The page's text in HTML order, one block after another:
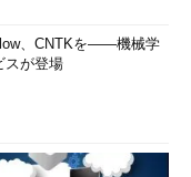
、CNTKを――機械学
スが登場